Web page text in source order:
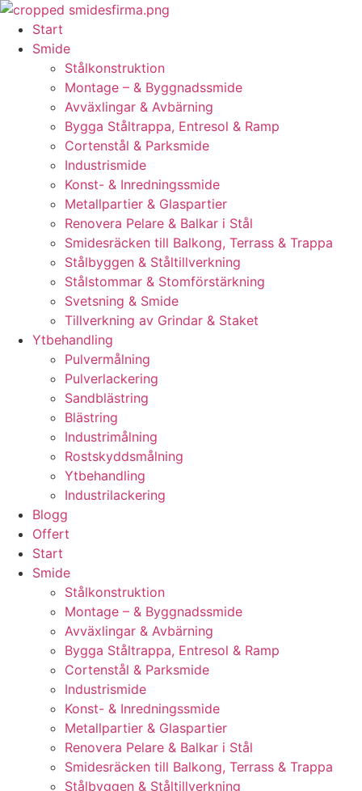
Skip
content
Start
Smide
Stålkonstruktion
Montage – & Byggnadssmide
Avväxlingar & Avbärning
Bygga Ståltrappa, Entresol & Ramp
Cortenstål & Parksmide
Industrismide
Konst- & Inredningssmide
Metallpartier & Glaspartier
Renovera Pelare & Balkar i Stål
Smidesräcken till Balkong, Terrass & Trappa
Stålbyggen & Ståltillverkning
Stålstommar & Stomförstärkning
Svetsning & Smide
Tillverkning av Grindar & Staket
Ytbehandling
Pulvermålning
Pulverlackering
Sandblästring
Blästring
Industrimålning
Rostskyddsmålning
Ytbehandling
Industrilackering
Blogg
Offert
Start
Smide
Stålkonstruktion
Montage – & Byggnadssmide
Avväxlingar & Avbärning
Bygga Ståltrappa, Entresol & Ramp
Cortenstål & Parksmide
Industrismide
Konst- & Inredningssmide
Metallpartier & Glaspartier
Renovera Pelare & Balkar i Stål
Smidesräcken till Balkong, Terrass & Trappa
Stålbyggen & Ståltillverkning